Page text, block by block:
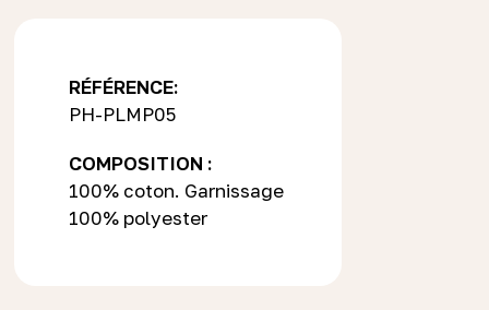
RÉFÉRENCE:
PH-PLMP05
COMPOSITION :
100% coton. Garnissage
100% polyester